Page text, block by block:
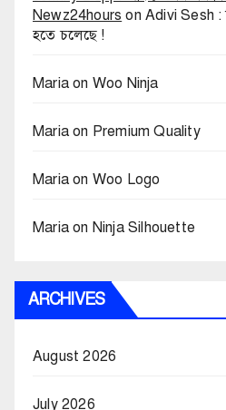
Newz24hours onAdivi Sesh :
হতে চলেছে !
Maria on Woo Ninja
Maria on Premium Quality
Maria on Woo Logo
Maria on Ninja Silhouette
ARCHIVES
August 2026
July 2026